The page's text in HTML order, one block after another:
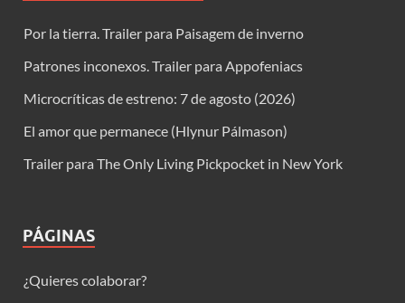
Por la tierra. Trailer para Paisagem de inverno
Patrones inconexos. Trailer para Appofeniacs
Microcríticas de estreno: 7 de agosto (2026)
El amor que permanece (Hlynur Pálmason)
Trailer para The Only Living Pickpocket in New York
PÁGINAS
¿Quieres colaborar?